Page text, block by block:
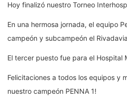
Hoy finalizó nuestro Torneo
En una hermosa jornada, el equipo
campeón y subcampeón el
El tercer puesto fue para el Hospital
Felicitaciones a todos los equipos y
nuestro campeón PENNA 1!